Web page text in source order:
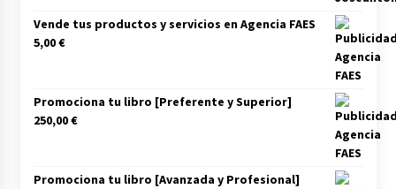
Vende tus productos y servicios en Agencia FAES
5,00€
Promociona tu libro [Preferente y Superior]
250,00€
Promociona tu libro [Avanzada y Profesional]